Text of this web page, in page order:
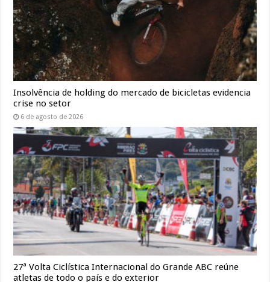
Insolvência de holding do mercado de bicicletas evidencia
crise no setor
6 de agosto de 2026
27ª Volta Ciclística Internacional do Grande ABC reúne
atletas de todo o país e do exterior